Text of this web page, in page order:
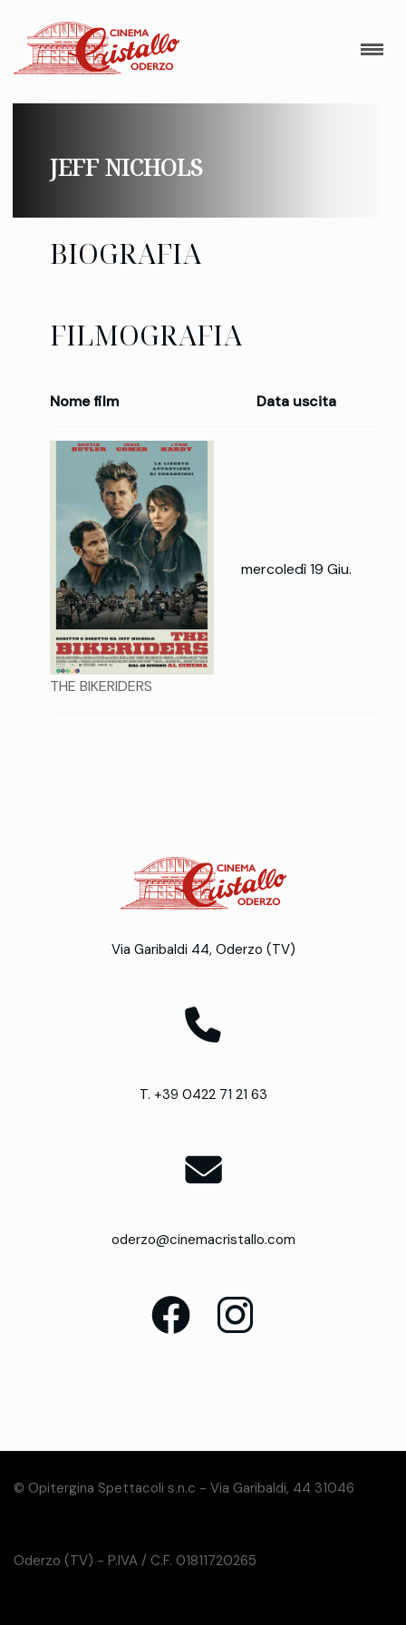
JEFF NICHOLS
BIOGRAFIA
FILMOGRAFIA
Nome film Data uscita
THE BIKERIDERS
mercoledì 19 Giu.
Via Garibaldi 44, Oderzo (TV)
T. +39 0422 71 21 63
oderzo@cinemacristallo.com
© Opitergina Spettacoli s.n.c - Via Garibaldi, 44 31046
Oderzo (TV) - P.IVA / C.F. 01811720265